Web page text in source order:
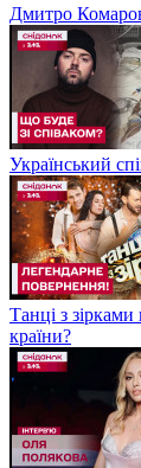
Дмитро
Український
Танці з
країни?